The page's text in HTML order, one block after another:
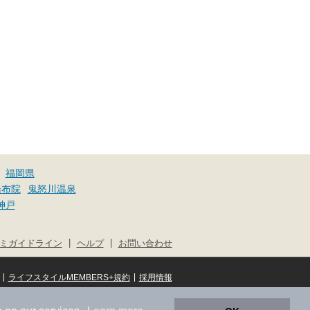
福岡県
院
鬼怒川温泉
戸
お問い合わせ
ヘルプ
ガイドライン
採用情報
ライフスタイルMEMBERS+規約